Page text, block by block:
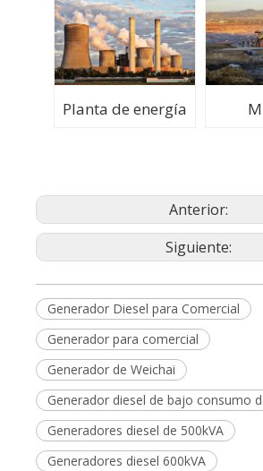
Planta de energía
Anterior:
Siguiente:
Generador Diesel para Comercial
Generador para comercial
Generador de Weichai
Generador diesel de bajo consumo
Generadores diesel de 500kVA
Generadores diesel 600kVA